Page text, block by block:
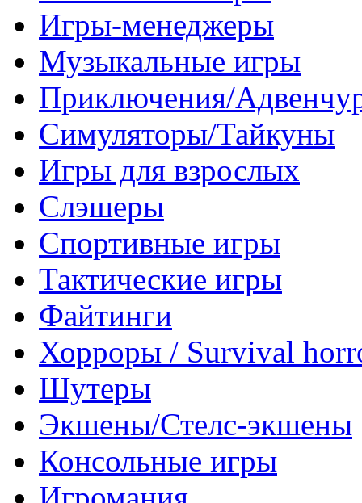
Игры-менеджеры
Музыкальные игры
Приключения/
Симуляторы/Тайкуны
Игры для взрослых
Слэшеры
Спортивные игры
Тактические игры
Файтинги
Хорроры / Survival
Шутеры
Экшены/Стелс-экшены
Консольные игры